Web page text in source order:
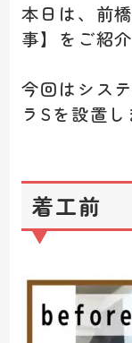
本日は、前
事】をご紹
今回はシス
ラSを設置し
着工前